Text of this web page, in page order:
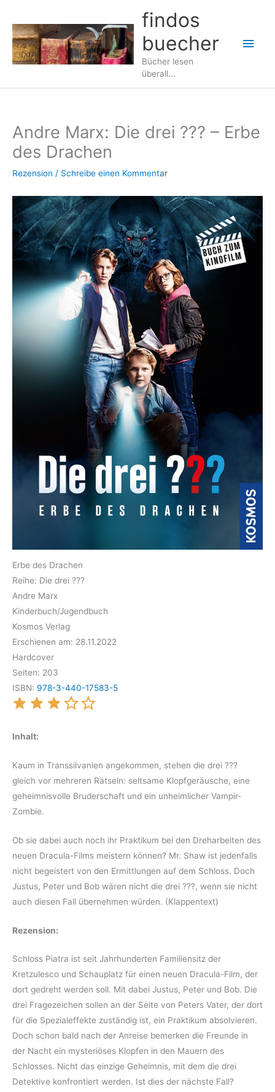
Inhalt
springen
findos
buecher
Bücher lesen
überall...
Andre Marx: Die drei ??? – Erbe
des Drachen
Rezension / Schreibe einen Kommentar
Erbe des Drachen
Reihe: Die drei ???
Andre Marx
Kinderbuch/Jugendbuch
Kosmos Verlag
Erschienen am: 28.11.2022
Hardcover
Seiten: 203
ISBN: 978-3-440-17583-5
Inhalt:
Kaum in Transsilvanien angekommen, stehen die drei ???
gleich vor mehreren Rätseln: seltsame Klopfgeräusche, eine
geheimnisvolle Bruderschaft und ein unheimlicher Vampir-
Zombie.
Ob sie dabei auch noch ihr Praktikum bei den Dreharbeiten des
neuen Dracula-Films meistern können? Mr. Shaw ist jedenfalls
nicht begeistert von den Ermittlungen auf dem Schloss. Doch
Justus, Peter und Bob wären nicht die drei ???, wenn sie nicht
auch diesen Fall übernehmen würden. (Klappentext)
Rezension:
Schloss Piatra ist seit Jahrhunderten Familiensitz der
Kretzulesco und Schauplatz für einen neuen Dracula-Film, der
dort gedreht werden soll. Mit dabei Justus, Peter und Bob. Die
drei Fragezeichen sollen an der Seite von Peters Vater, der dort
für die Spezialeffekte zuständig ist, ein Praktikum absolvieren.
Doch schon bald nach der Anreise bemerken die Freunde in
der Nacht ein mysteriöses Klopfen in den Mauern des
Schlosses. Nicht das einzige Geheimnis, mit dem die drei
Detektive konfrontiert werden. Ist dies der nächste Fall?